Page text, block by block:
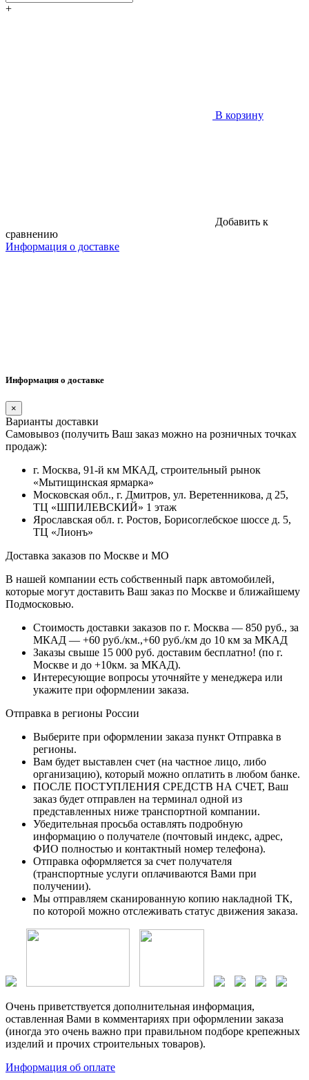
+
В корзину
Добавить к
сравнению
Информация о доставке
Информация о доставке
×
Варианты доставки
Самовывоз (получить Ваш заказ можно на розничных точках
продаж):
г. Москва, 91-й км МКАД, строительный рынок
«Мытищинская ярмарка»
Московская обл., г. Дмитров, ул. Веретенникова, д 25,
ТЦ «ШПИЛЕВСКИЙ» 1 этаж
Ярославская обл. г. Ростов, Борисоглебское шоссе д. 5,
ТЦ «Лионъ»
Доставка заказов по Москве и МО
В нашей компании есть собственный парк автомобилей,
которые могут доставить Ваш заказ по Москве и ближайшему
Подмосковью.
Стоимость доставки заказов по г. Москва — 850 руб., за
МКАД — +60 руб./км.,+60 руб./км до 10 км за МКАД
Заказы свыше 15 000 руб. доставим бесплатно! (по г.
Москве и до +10км. за МКАД).
Интересующие вопросы уточняйте у менеджера или
укажите при оформлении заказа.
Отправка в регионы России
Выберите при оформлении заказа пункт Отправка в
регионы.
Вам будет выставлен счет (на частное лицо, либо
организацию), который можно оплатить в любом банке.
ПОСЛЕ ПОСТУПЛЕНИЯ СРЕДСТВ НА СЧЕТ, Ваш
заказ будет отправлен на терминал одной из
представленных ниже транспортной компании.
Убедительная просьба оставлять подробную
информацию о получателе (почтовый индекс, адрес,
ФИО полностью и контактный номер телефона).
Отправка оформляется за счет получателя
(транспортные услуги оплачиваются Вами при
получении).
Мы отправляем сканированную копию накладной ТК,
по которой можно отслеживать статус движения заказа.
Очень приветствуется дополнительная информация,
оставленная Вами в комментариях при оформлении заказа
(иногда это очень важно при правильном подборе крепежных
изделий и прочих строительных товаров).
Информация об оплате